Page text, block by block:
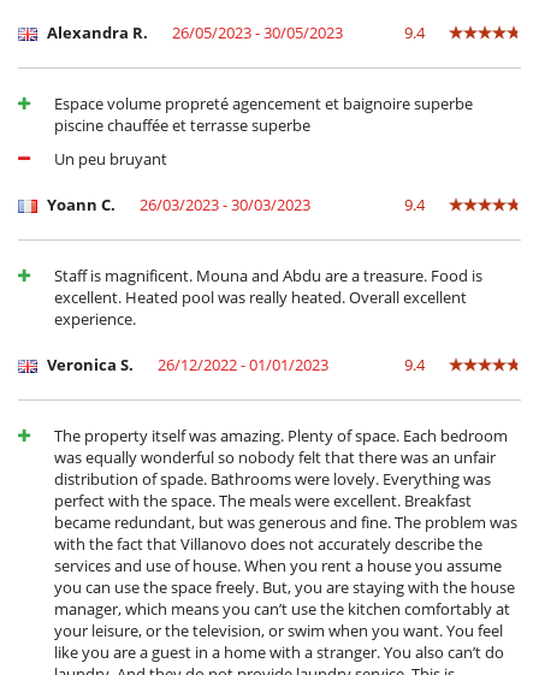
Alexandra R. 26/05/2023 - 30/05/2023 9.4
Espace volume propreté agencement et baignoire superbe
piscine chauffée et terrasse superbe
Un peu bruyant
Yoann C. 26/03/2023 - 30/03/2023 9.4
Staff is magnificent. Mouna and Abdu are a treasure. Food is
excellent. Heated pool was really heated. Overall excellent
experience.
Veronica S. 26/12/2022 - 01/01/2023 9.4
The property itself was amazing. Plenty of space. Each bedroom
was equally wonderful so nobody felt that there was an unfair
distribution of spade. Bathrooms were lovely. Everything was
perfect with the space. The meals were excellent. Breakfast
became redundant, but was generous and fine. The problem was
with the fact that Villanovo does not accurately describe the
services and use of house. When you rent a house you assume
you can use the space freely. But, you are staying with the house
manager, which means you can’t use the kitchen comfortably at
your leisure, or the television, or swim when you want. You feel
like you are a guest in a home with a stranger. You also can’t do